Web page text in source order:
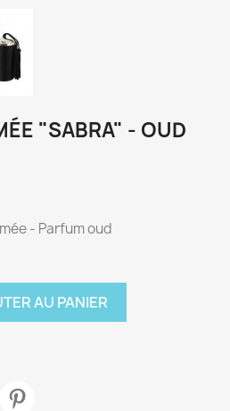
"SABRA" - OUD
- Parfum oud
AU PANIER